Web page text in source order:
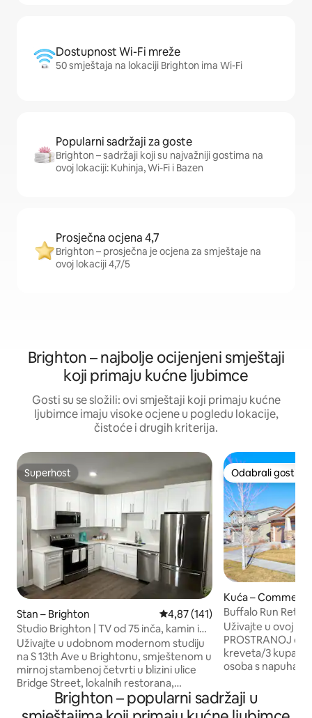
Dostupnost Wi-Fi mreže
50 smještaja na lokaciji Brighton ima Wi-Fi
Popularni sadržaji za goste
Brighton – sadržaji koji su najvažniji gostima na
ovoj lokaciji: Kuhinja, Wi-Fi i Bazen
Prosječna ocjena 4,7
Brighton – prosječna je ocjena za smještaje na
ovoj lokaciji 4,7/5
Brighton – najbolje ocijenjeni smještaji
koji primaju kućne ljubimce
Gosti su se složili: ovi smještaji koji primaju kućne
ljubimce imaju visoke ocjene u pogledu lokacije,
čistoće i drugih kriterija.
Superhost
Superhost
Stan – Brighton Prosječna ocjena: 4,87/5,
4,87 (141)
Studio Brighton | TV od 75 inča, kamin i
parkirno mjesto
Uživajte u udobnom modernom studiju
na S 13th Ave u Brightonu, smještenom u
mirnoj stambenoj četvrti u blizini ulice
Bridge Street, lokalnih restorana,
trgovina i osnovnih sadržaja za
svakodnevne potrebe. Prostor uključuje
Odabrali gosti
Odabrali gosti
Kuća –
Buffalo Run
Uživajte u ovoj
PROSTRANOJ
kreveta/3
osoba s
Run; 20 min do
Denvera;
Brighton – popularni sadržaji u